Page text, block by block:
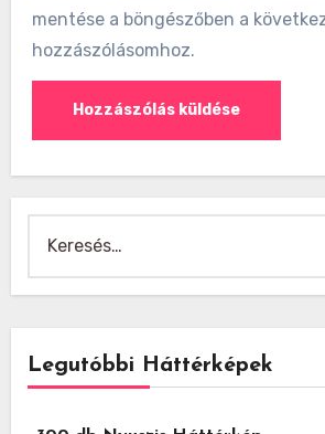
mentése a böngészőben a
hozzászólásomhoz.
Legutóbbi Háttérképek